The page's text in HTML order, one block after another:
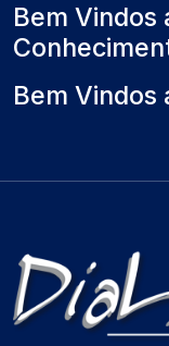
Bem Vindos
Bem Vindos